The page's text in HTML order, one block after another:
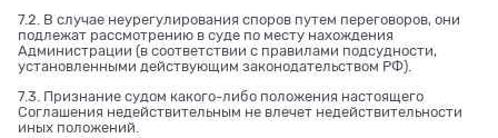
7.2. В случае неурегулирования споров путем переговоров, они
подлежат рассмотрению в суде по месту нахождения
Администрации (в соответствии с правилами подсудности,
установленными действующим законодательством РФ).
7.3. Признание судом какого-либо положения настоящего
Соглашения недействительным не влечет недействительности
иных положений.